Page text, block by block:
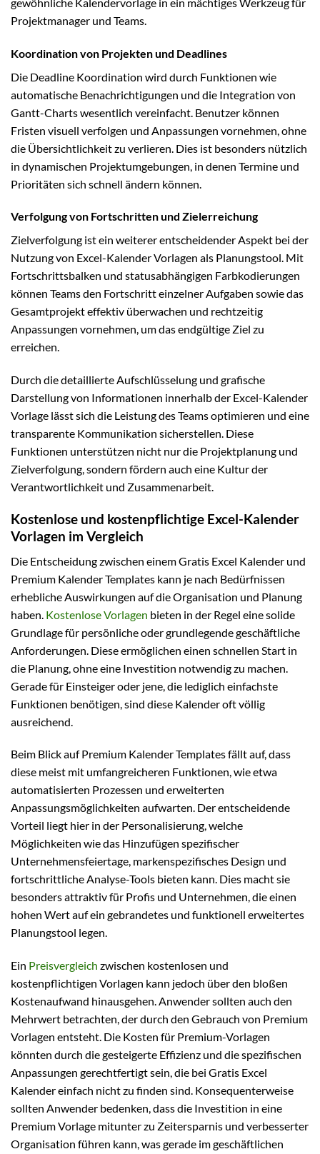
Projektmanager und Teams.
Koordination von Projekten und Deadlines
Die Deadline Koordination wird durch Funktionen wie
automatische Benachrichtigungen und die Integration von
Gantt-Charts wesentlich vereinfacht. Benutzer können
Fristen visuell verfolgen und Anpassungen vornehmen, ohne
die Übersichtlichkeit zu verlieren. Dies ist besonders nützlich
in dynamischen Projektumgebungen, in denen Termine und
Prioritäten sich schnell ändern können.
Verfolgung von Fortschritten und Zielerreichung
Zielverfolgung ist ein weiterer entscheidender Aspekt bei der
Nutzung von Excel-Kalender Vorlagen als Planungstool. Mit
Fortschrittsbalken und statusabhängigen Farbkodierungen
können Teams den Fortschritt einzelner Aufgaben sowie das
Gesamtprojekt effektiv überwachen und rechtzeitig
Anpassungen vornehmen, um das endgültige Ziel zu
erreichen.
Durch die detaillierte Aufschlüsselung und grafische
Darstellung von Informationen innerhalb der Excel-Kalender
Vorlage lässt sich die Leistung des Teams optimieren und eine
transparente Kommunikation sicherstellen. Diese
Funktionen unterstützen nicht nur die Projektplanung und
Zielverfolgung, sondern fördern auch eine Kultur der
Verantwortlichkeit und Zusammenarbeit.
Kostenlose und kostenpflichtige Excel-Kalender
Vorlagen im Vergleich
Die Entscheidung zwischen einem Gratis Excel Kalender und
Premium Kalender Templates kann je nach Bedürfnissen
erhebliche Auswirkungen auf die Organisation und Planung
haben. Kostenlose Vorlagen bieten in der Regel eine solide
Grundlage für persönliche oder grundlegende geschäftliche
Anforderungen. Diese ermöglichen einen schnellen Start in
die Planung, ohne eine Investition notwendig zu machen.
Gerade für Einsteiger oder jene, die lediglich einfachste
Funktionen benötigen, sind diese Kalender oft völlig
ausreichend.
Beim Blick auf Premium Kalender Templates fällt auf, dass
diese meist mit umfangreicheren Funktionen, wie etwa
automatisierten Prozessen und erweiterten
Anpassungsmöglichkeiten aufwarten. Der entscheidende
Vorteil liegt hier in der Personalisierung, welche
Möglichkeiten wie das Hinzufügen spezifischer
Unternehmensfeiertage, markenspezifisches Design und
fortschrittliche Analyse-Tools bieten kann. Dies macht sie
besonders attraktiv für Profis und Unternehmen, die einen
hohen Wert auf ein gebrandetes und funktionell erweitertes
Planungstool legen.
Ein Preisvergleich zwischen kostenlosen und
kostenpflichtigen Vorlagen kann jedoch über den bloßen
Kostenaufwand hinausgehen. Anwender sollten auch den
Mehrwert betrachten, der durch den Gebrauch von Premium
Vorlagen entsteht. Die Kosten für Premium-Vorlagen
könnten durch die gesteigerte Effizienz und die spezifischen
Anpassungen gerechtfertigt sein, die bei Gratis Excel
Kalender einfach nicht zu finden sind. Konsequenterweise
sollten Anwender bedenken, dass die Investition in eine
Premium Vorlage mitunter zu Zeitersparnis und verbesserter
Organisation führen kann, was gerade im geschäftlichen